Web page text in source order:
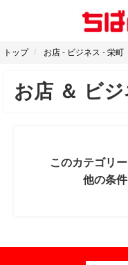
トップ お店 - ビジネス - 栄町
お店 ＆ ビ
このカテゴリ
他の条